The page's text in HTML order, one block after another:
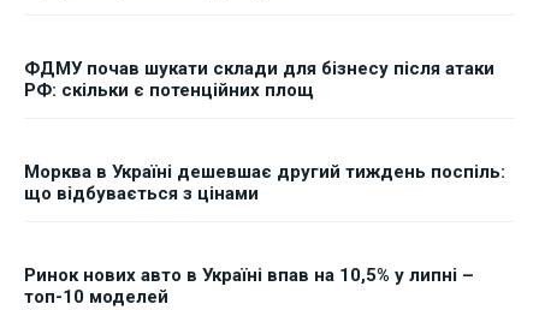
ФДМУ почав шукати склади для бізнесу після атаки
РФ: скільки є потенційних площ
Морква в Україні дешевшає другий тиждень поспіль:
що відбувається з цінами
Ринок нових авто в Україні впав на 10,5% у липні –
топ-10 моделей